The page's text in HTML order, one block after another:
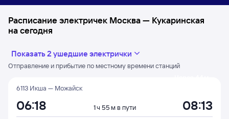
Расписание электричек Москва — Кукаринская
на сегодня
Показать 2 ушедшие электрички
Отправление и прибытие по местному времени станций
6113 Икша — Можайск
06:18 1 ч 55 м в пути 08:13